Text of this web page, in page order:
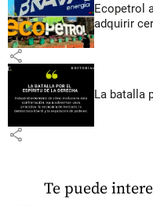
Ecopetrol
adquirir
share
La batalla
share
Te puede